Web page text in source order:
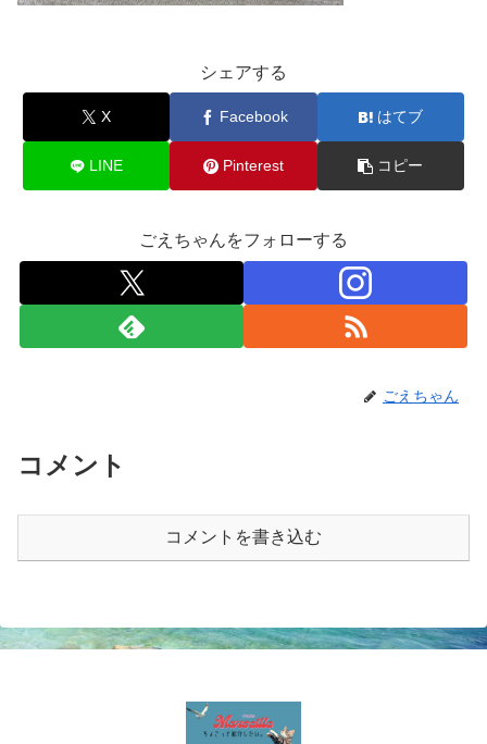
シェアする
X Facebook はてブ
LINE Pinterest コピー
ごえちゃんをフォローする
ごえちゃん
コメント
コメントを書き込む